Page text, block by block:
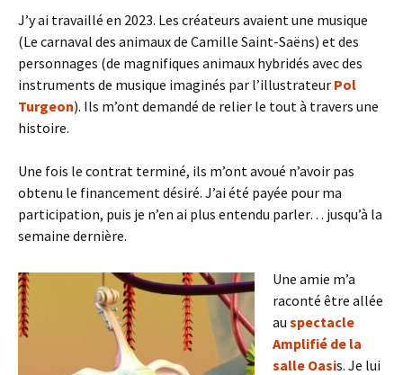
J’y ai travaillé en 2023. Les créateurs avaient une musique
(Le carnaval des animaux de Camille Saint-Saëns) et des
personnages (de magnifiques animaux hybridés avec des
instruments de musique imaginés par l’illustrateur Pol
Turgeon). Ils m’ont demandé de relier le tout à travers une
histoire.
Une fois le contrat terminé, ils m’ont avoué n’avoir pas
obtenu le financement désiré. J’ai été payée pour ma
participation, puis je n’en ai plus entendu parler… jusqu’à la
semaine dernière.
Une amie m’a
raconté être allée
au spectacle
Amplifié de la
salle Oasis. Je lui